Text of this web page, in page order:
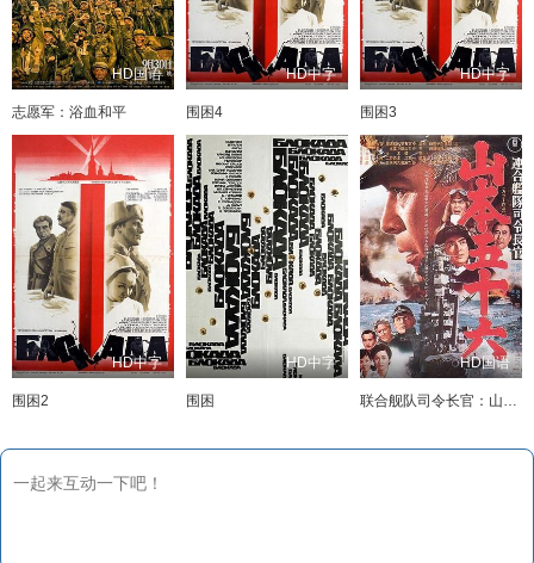
HD国语
志愿军：浴血和平
HD中字
围困4
HD中字
围困3
HD中字
围困2
HD中字
围困
HD国语
联合舰队司令长官：山本五十六